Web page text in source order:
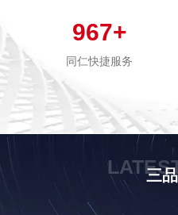
967+
同仁快捷服务
三